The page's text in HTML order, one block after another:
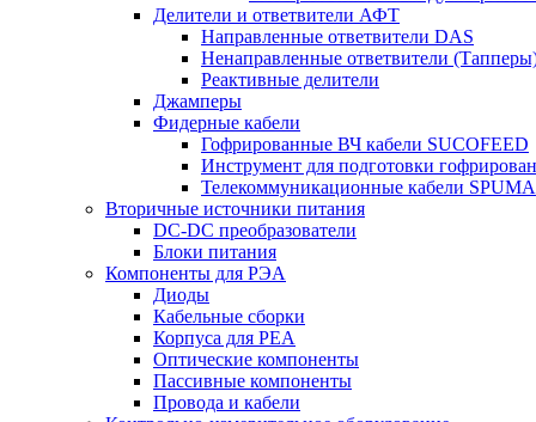
Делители и ответвители АФТ
Направленные ответвители DAS
Ненаправленные ответвители
Реактивные делители
Джамперы
Фидерные кабели
Гофрированные ВЧ кабели SUCOFEED
Инструмент для подготовки
Телекоммуникационные кабели SPUMA
Вторичные источники питания
DC-DC преобразователи
Блоки питания
Компоненты для РЭА
Диоды
Кабельные сборки
Корпуса для РЕА
Оптические компоненты
Пассивные компоненты
Провода и кабели